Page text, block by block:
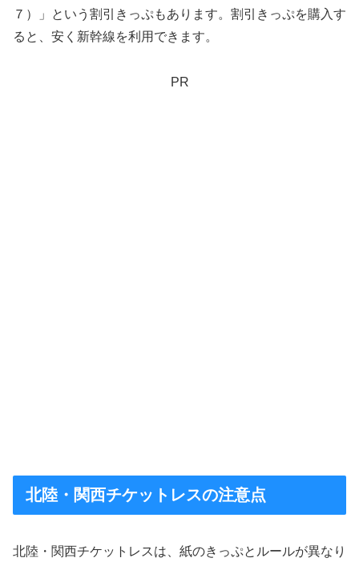
７）」という割引きっぷもあります。割引きっぷを購入す
ると、安く新幹線を利用できます。
PR
北陸・関西チケットレスの注意点
北陸・関西チケットレスは、紙のきっぷとルールが異なり